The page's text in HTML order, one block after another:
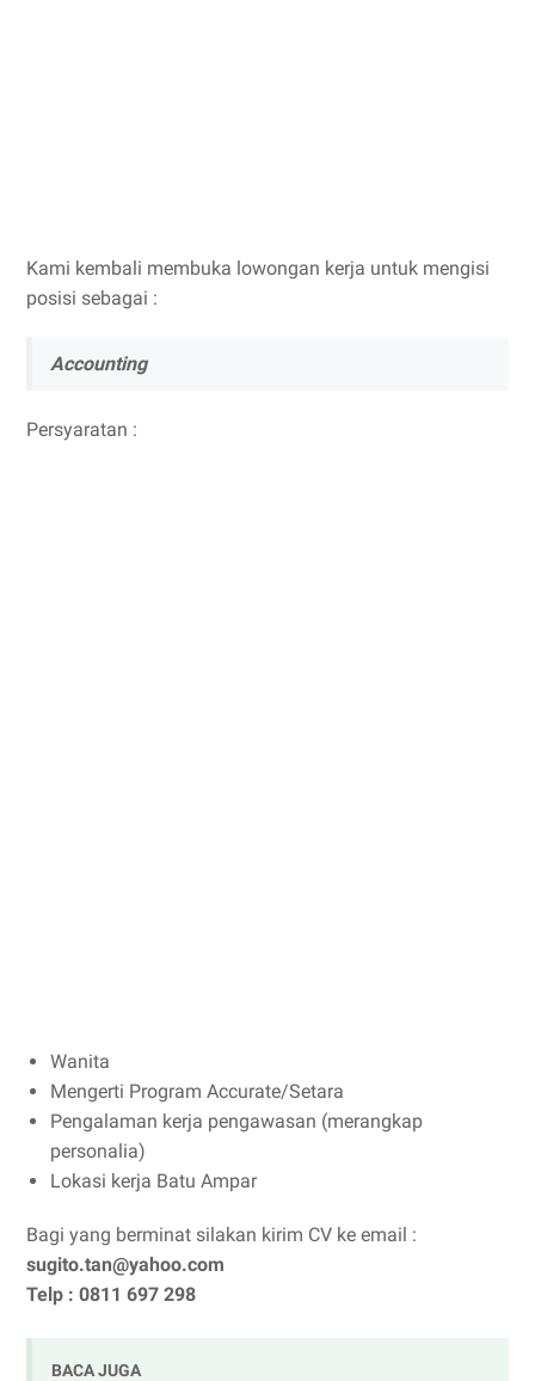
Kami kembali membuka lowongan kerja untuk mengisi
posisi sebagai :
Accounting
Persyaratan :
Wanita
Mengerti Program Accurate/Setara
Pengalaman kerja pengawasan (merangkap
personalia)
Lokasi kerja Batu Ampar
Bagi yang berminat silakan kirim CV ke email :
sugito.tan@yahoo.com
Telp : 0811 697 298
BACA JUGA